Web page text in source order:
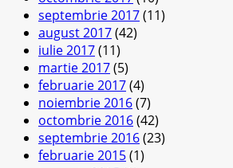
septembrie 2017(11)
august 2017(42)
iulie 2017(11)
martie 2017(5)
februarie 2017(4)
noiembrie 2016(7)
octombrie 2016(42)
septembrie 2016(23)
februarie 2015(1)